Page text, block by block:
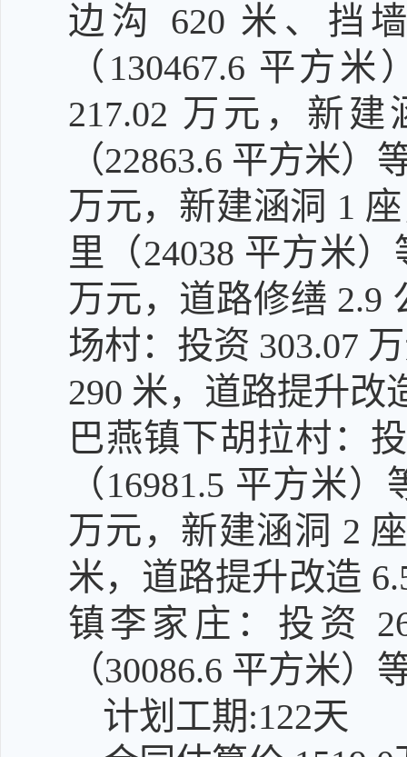
边沟 620 米、挡
（130467.6 平方
217.02 万元，新
（22863.6 平方米
万元，新建涵洞 1
里（24038 平方米
万元，道路修缮 2.9
场村：投资 303.07
290 米，道路提升改
巴燕镇下胡拉村：
（16981.5 平方米
万元，新建涵洞 2
米，道路提升改造
镇李家庄：投资
（30086.6 平方米）
计划工期:122天